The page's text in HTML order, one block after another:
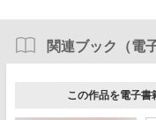
関連ブック（電
この作品を電子書